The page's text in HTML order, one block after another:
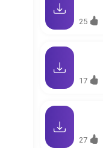
25
17
27